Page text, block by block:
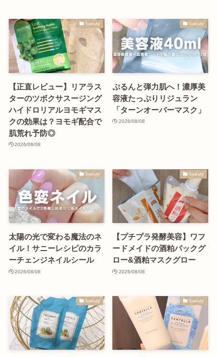
beauty
【正直レビュー】リアラス
ターのツボクサスージング
ハイドロリアルヨモギマス
クの効果は？ヨモギ配合で
肌荒れ予防◎
2026/08/08
beauty
ぷるんと弾力肌へ！濃厚美
容液たっぷりリジュラン
「ターンオーバーマスク」
2026/08/08
beauty
太陽の光で変わる魔法のネ
イル！サニーレシピのカラ
ーチェンジネイルシール
2026/08/08
beauty
【プチプラ発酵美容】ワフ
ードメイドの酒粕パックグ
ロー&酒粕マスクグロー
2026/08/08
beauty beauty